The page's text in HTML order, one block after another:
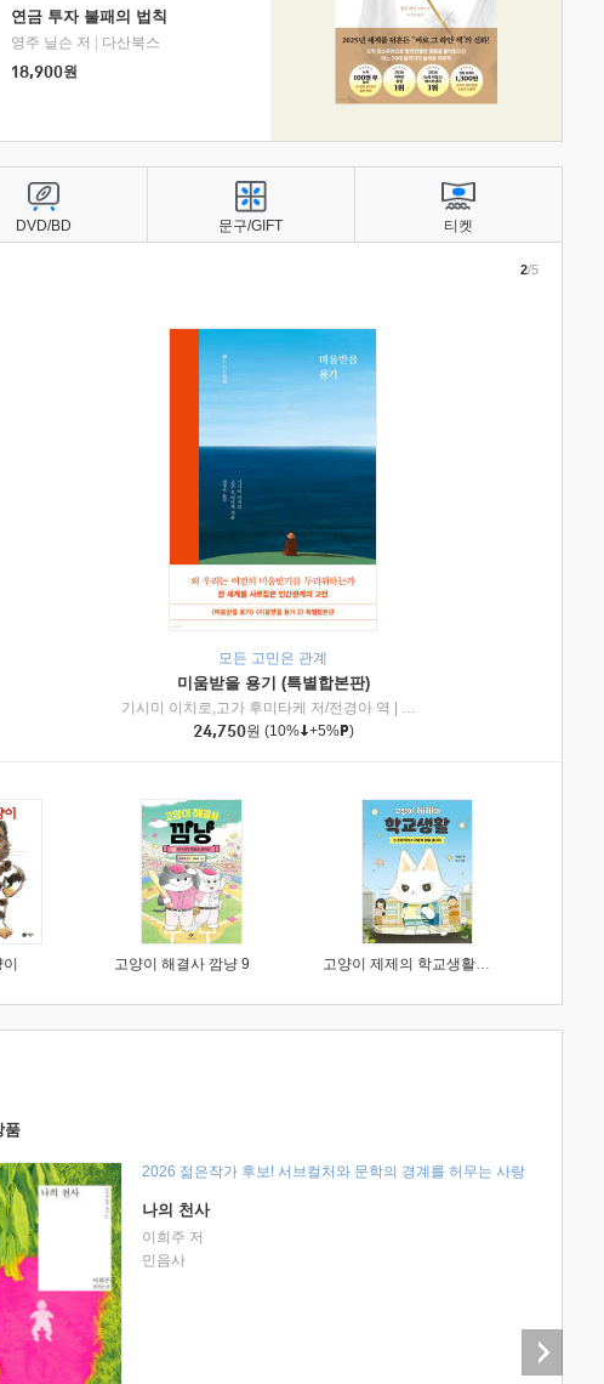
연금 투자 불패의 법칙
영주 닐슨 저
다산북스
18,900원
| 제이브리즈북스
모든 고민은 관계
미움받을 용기 (특별합본판)
기시미 이치로,고가 후미타케 저/전경아 역
인플루엔셜
24,750원 (10% +5% )
2/5
고양이 해결사 깜냥 9 고양이 제제의 학교생활 1 : 초등학생이 이렇게 힘들 줄이야
DVD/BD 문구/GIFT 티켓
품
2026 젊은작가 후보! 서브컬처와 문학의 경계를 허무는 사랑
나의 천사
이희주 저
민음사